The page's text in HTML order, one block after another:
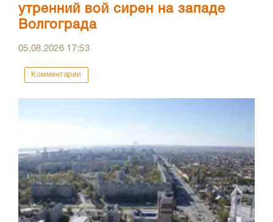
утренний вой сирен на западе
Волгограда
05.08.2026 17:53
Комментарии